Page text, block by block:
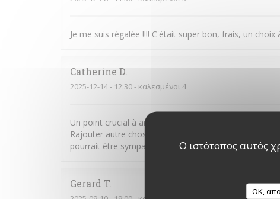
Ο ιστότοπος αυτός
OK,
Je me suis régalée !!!! C'était super bon, frais, un
Catherine D
2025-12-14- 12:30 - καλεσμένοι 4
Un point crucial à améliorer : quand on réserve via
Rajouter autre chose que des quiches, crêpes et
pourrait être sympa. Nous reviendrons ;)
Gerard T